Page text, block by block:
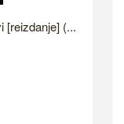
[reizdanje] (...